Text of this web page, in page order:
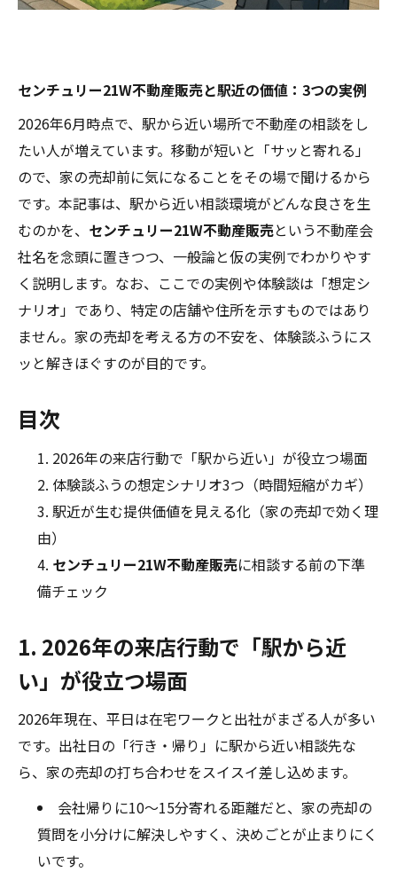
センチュリー21W不動産販売と駅近の価値：3つの実例
2026年6月時点で、駅から近い場所で不動産の相談をし
たい人が増えています。移動が短いと「サッと寄れる」
ので、家の売却前に気になることをその場で聞けるから
です。本記事は、駅から近い相談環境がどんな良さを生
むのかを、 センチュリー21W不動産販売という不動産会
社名を念頭に置きつつ、一般論と仮の実例でわかりやす
く説明します。なお、ここでの実例や体験談は「想定シ
ナリオ」であり、特定の店舗や住所を示すものではあり
ません。家の売却を考える方の不安を、体験談ふうにス
ッと解きほぐすのが目的です。
目次
2026年の来店行動で「駅から近い」が役立つ場面
体験談ふうの想定シナリオ3つ（時間短縮がカギ）
駅近が生む提供価値を見える化（家の売却で効く理
由）
センチュリー21W不動産販売に相談する前の下準
備チェック
1. 2026年の来店行動で「駅から近
い」が役立つ場面
2026年現在、平日は在宅ワークと出社がまざる人が多い
です。出社日の「行き・帰り」に駅から近い相談先な
ら、家の売却の打ち合わせをスイスイ差し込めます。
会社帰りに10〜15分寄れる距離だと、家の売却の
質問を小分けに解決しやすく、決めごとが止まりにく
いです。